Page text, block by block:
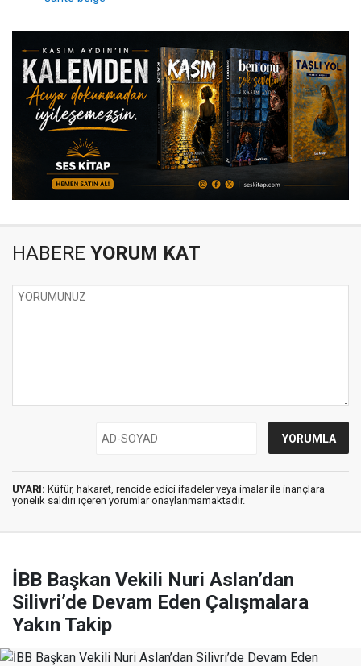
HABERE YORUM KAT
UYARI: Küfür, hakaret, rencide edici ifadeler veya imalar ile inançlara
yönelik saldırı içeren yorumlar onaylanmamaktadır.
İBB Başkan Vekili Nuri Aslan’dan
Silivri’de Devam Eden Çalışmalara
Yakın Takip